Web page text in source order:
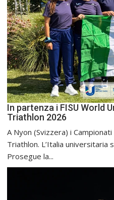
In partenza i FISU World
Triathlon 2026
A Nyon (Svizzera) i
Triathlon. L’Italia universitaria
Prosegue la...